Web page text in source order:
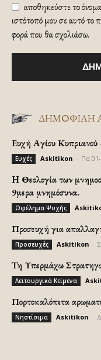
αποθηκεύστε το
ιστότοπό μου σε αυτό το
φορά που θα σχολιάσω.
ΔΗΜΟΦΙΛΗ
Ευχή Αγίου
Ευχές Askitikon Πα
H Θεολογία των
9μερα μνημόσυνα.
Ωφέλημα Ψυχής
Προσευχή για
Προσευχές Askitikon
Τη Υπερμάχω
Λειτουργικά Κείμενα
Πορτοκαλόπιτα
Νηστίσιμα Askitikon